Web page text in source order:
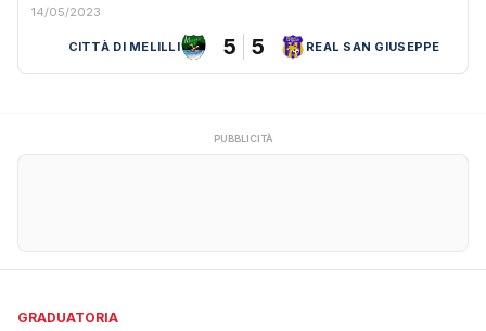
14/05/2023
CITTÀ DI MELILLI 5 5 REAL SAN GIUSEPPE
PUBBLICITÀ
GRADUATORIA